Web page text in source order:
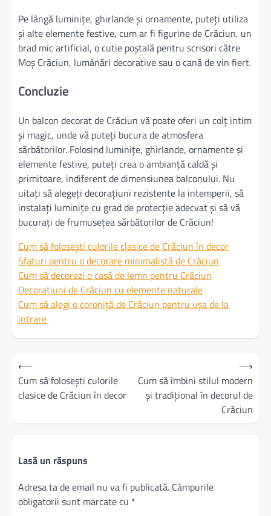
Pe lângă luminițe, ghirlande și ornamente, puteți utiliza
și alte elemente festive, cum ar fi figurine de Crăciun, un
brad mic artificial, o cutie poștală pentru scrisori către
Moș Crăciun, lumânări decorative sau o cană de vin fiert.
Concluzie
Un balcon decorat de Crăciun vă poate oferi un colț intim
și magic, unde vă puteți bucura de atmosfera
sărbătorilor. Folosind luminițe, ghirlande, ornamente și
elemente festive, puteți crea o ambianță caldă și
primitoare, indiferent de dimensiunea balconului. Nu
uitați să alegeți decorațiuni rezistente la intemperii, să
instalați luminițe cu grad de protecție adecvat și să vă
bucurați de frumusețea sărbătorilor de Crăciun!
Cum să folosești culorile clasice de Crăciun în decor
Sfaturi pentru o decorare minimalistă de Crăciun
Cum să decorezi o casă de lemn pentru Crăciun
Decorațiuni de Crăciun cu elemente naturale
Cum să alegi o coroniță de Crăciun pentru ușa de la
intrare
Navigare
în
articole
⟵
Cum să folosești culorile
clasice de Crăciun în decor
Cum să îmbini stilul modern
și tradițional în decorul de
Crăciun
⟶
Lasă un răspuns
Adresa ta de email nu va fi publicată. Câmpurile
obligatorii sunt marcate cu *